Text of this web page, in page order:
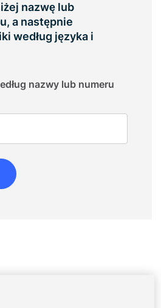
nazwę lub
a następnie
według języka i
nazwy lub numeru